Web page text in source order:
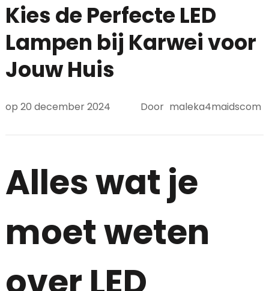
Kies de Perfecte LED
Lampen bij Karwei voor
Jouw Huis
op 20 december 2024 Door maleka4maidscom
Alles wat je
moet weten